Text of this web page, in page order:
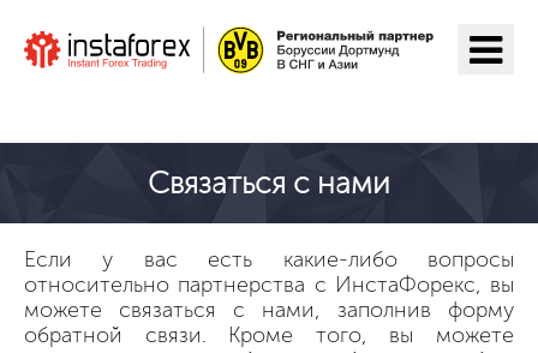
Связаться с нами
Если у вас есть какие-либо вопросы
относительно партнерства с ИнстаФорекс, вы
можете связаться с нами, заполнив форму
обратной связи. Кроме того, вы можете